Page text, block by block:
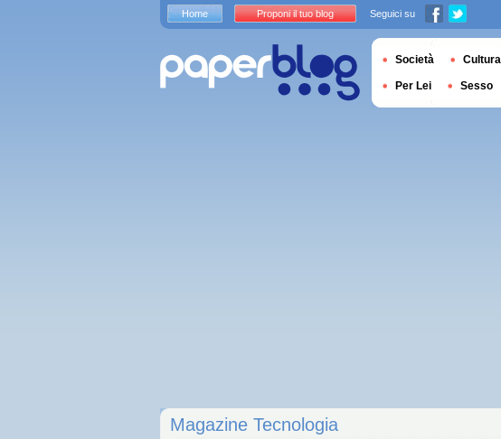
Magazine Tecnologia
Home Proponi il tuo blog Seguici su
Società Cultura
Per Lei Sesso